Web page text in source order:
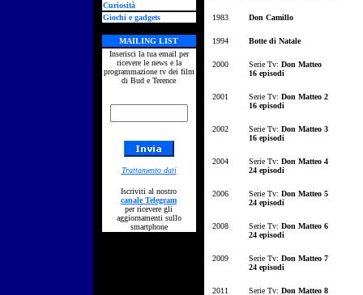
Curiosità
Giochi e gadgets
MAILING LIST
Inserisci la tua email per
ricevere le news e la
programmazione tv dei film
di Bud e Terence
Trattamento dati
Iscriviti al nostro
canale Telegram
per ricevere gli
aggiornamenti sullo
smartphone
1983 Don Camillo
1994 Botte di Natale
2000 Serie Tv: Don Matteo
16 episodi
2001 Serie Tv: Don Matteo 2
16 episodi
2002 Serie Tv: Don Matteo 3
16 episodi
2004 Serie Tv: Don Matteo 4
24 episodi
2006 Serie Tv: Don Matteo 5
24 episodi
2008 Serie Tv: Don Matteo 6
24 episodi
2009 Serie Tv: Don Matteo 7
24 episodi
2011 Serie Tv: Don Matteo 8